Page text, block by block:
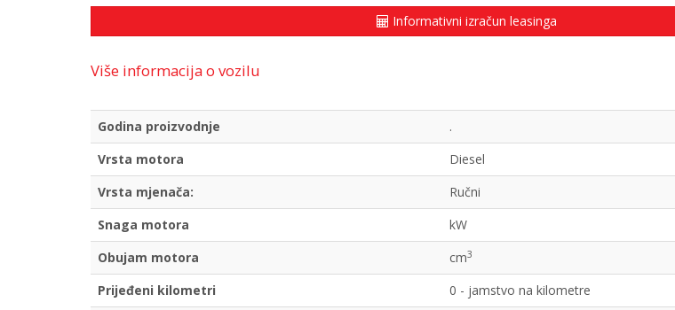
Informativni izračun leasinga
Više informacija o vozilu
Godina proizvodnje
.
Vrsta motora
Diesel
Vrsta mjenača:
Ručni
Snaga motora
kW
Obujam motora
cm3
Prijeđeni kilometri
0 - jamstvo na kilometre